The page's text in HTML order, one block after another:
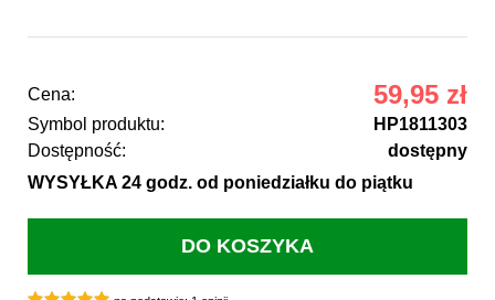
Cena: 59,95 zł
Symbol produktu:
HP1811303
Dostępność:
dostępny
WYSYŁKA 24 godz. od poniedziałku do piątku